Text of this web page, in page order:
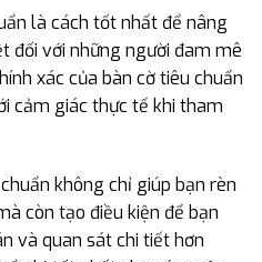
là cách tốt nhất để nâng
đối với những người đam mê
xác của bàn cờ tiêu chuẩn
cảm giác thực tế khi tham
không chỉ giúp bạn rèn
còn tạo điều kiện để bạn
và quan sát chi tiết hơn